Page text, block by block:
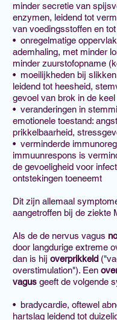
minder secretie van
enzymen, leidend tot
van voedingsstoffen en
• onregelmatige
ademhaling, met minder
minder zuurstofopname
• moeilijkheden bij
leidend tot heesheid,
gevoel van brok in de keel
• veranderingen in
emotionele toestand:
prikkelbaarheid,
• verminderde
immuunrespons is
de gevoeligheid voor
ontstekingen toeneemt
Dit zijn allemaal
aangetroffen bij de ziekte
Als de de nervus vagus
door langdurige extreme
dan is hij overprikkeld
overstimulation"). Een
vagus geeft de volgende
• bradycardie, oftewel
hartslag leidend tot